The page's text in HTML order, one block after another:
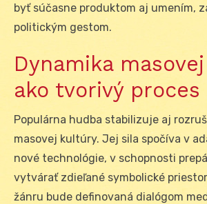
byť súčasne produktom aj umením,
politickým gestom.
Dynamika
ako tvorivý proces
Populárna hudba stabilizuje aj
masovej kultúry. Jej sila spočíva v
nové technológie, v schopnosti
vytvárať zdieľané symbolické
žánru bude definovaná dialógom